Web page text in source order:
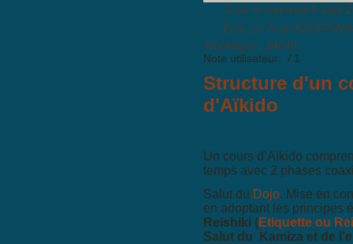
Créé le mercredi 8 août
Écrit par Alain
Affichages : 24849
Note utilisateur: / 1
Structure d'un
d'Aïkido
Un cours d’Aïkido
temps avec 2 phases
Salut du Dojo. Mise en
en adoptant les principes
Reishiki (Etiquette ou
Salut du Kamiza et de